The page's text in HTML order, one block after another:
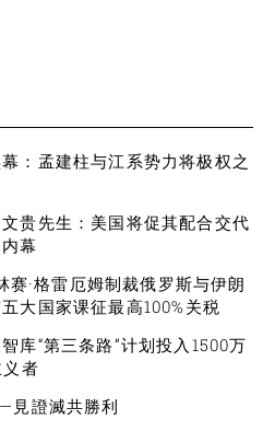
：孟建柱与江系势力将极权之
贵先生：美国将促其配合交代
幕
赛·格雷厄姆制裁俄罗斯与伊朗
大国家课征最高100%关税
库“第三条路”计划投入1500万
者
見證滅共勝利